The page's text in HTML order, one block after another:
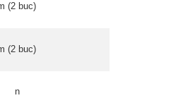
(2 buc)
(2 buc)
n